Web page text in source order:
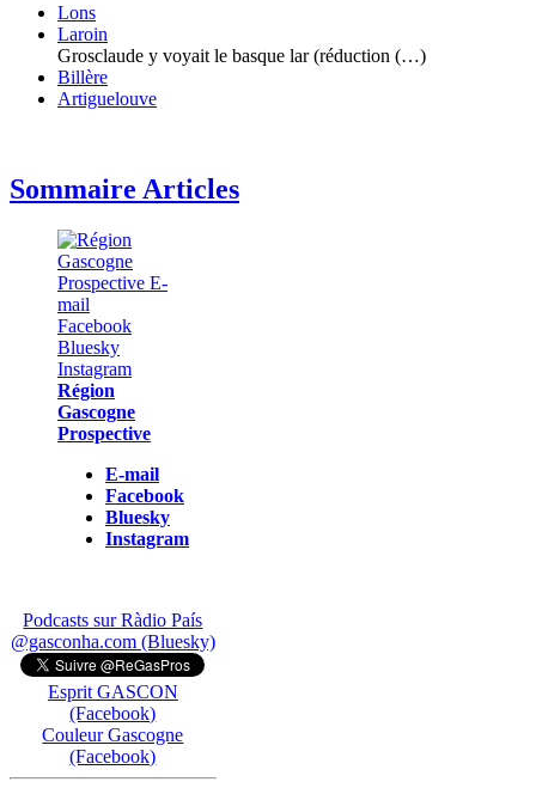
Lons
Laroin
Grosclaude y voyait le basque lar (réduction (…)
Billère
Artiguelouve
Sommaire Articles
Région
Gascogne
Prospective
E-mail
Facebook
Bluesky
Instagram
Podcasts sur Ràdio País
@gasconha.com (Bluesky)
Esprit GASCON
(Facebook)
Couleur Gascogne
(Facebook)